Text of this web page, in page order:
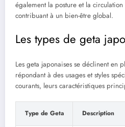
également la posture et la
contribuant à un bien-être global.
Les types de geta
Les geta japonaises se déclinent en
répondant à des usages et styles
courants, leurs caractéristiques
Type de Geta Description